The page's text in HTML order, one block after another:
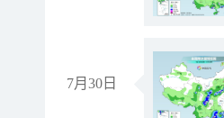
7月30日